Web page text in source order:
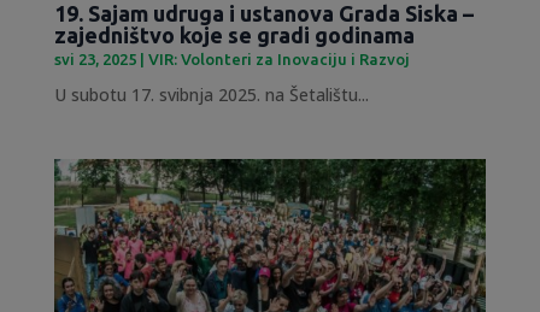
19. Sajam udruga i ustanova Grada Siska –
zajedništvo koje se gradi godinama
svi 23, 2025| VIR: Volonteri za Inovaciju i Razvoj
U subotu 17. svibnja 2025. na Šetalištu...